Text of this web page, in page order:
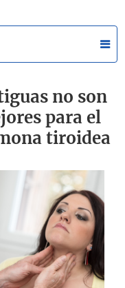
no son
para el
tiroidea